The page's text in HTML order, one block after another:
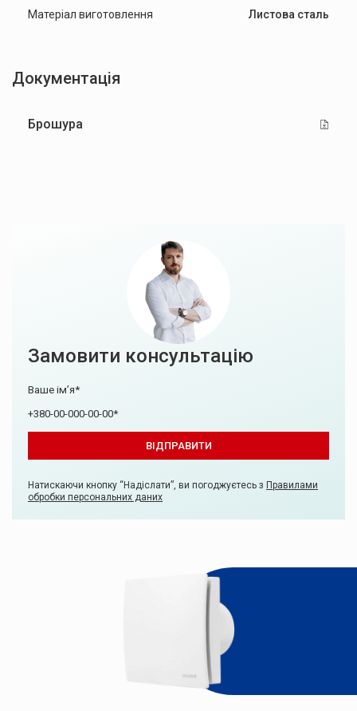
Матеріал виготовлення Листова сталь
Документація
Брошура
Замовити консультацію
Натискаючи кнопку “Надіслати”, ви погоджуєтесь з Правилами
обробки персональних даних